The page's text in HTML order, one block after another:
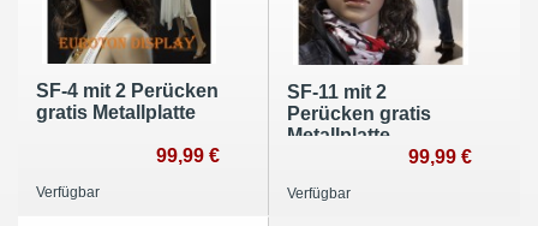
SF-4 mit 2 Perücken
gratis Metallplatte
99,99 €
Verfügbar
SF-11 mit 2
Perücken gratis
Metallplatte
99,99 €
Verfügbar